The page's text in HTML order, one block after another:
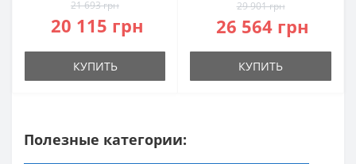
21 693 грн
20 115 грн
КУПИТЬ
29 901 грн
26 564 грн
КУПИТЬ
Полезные категории: